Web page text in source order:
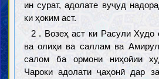
ин сурат, адолате вуҷуд
ки ҳоким аст.
2 . Возеҳ аст ки Расули Худо
ва олиҳи ва саллам ва
салом ба ормони ниҳойии
Чароки адолати ҷаҳонӣ дар